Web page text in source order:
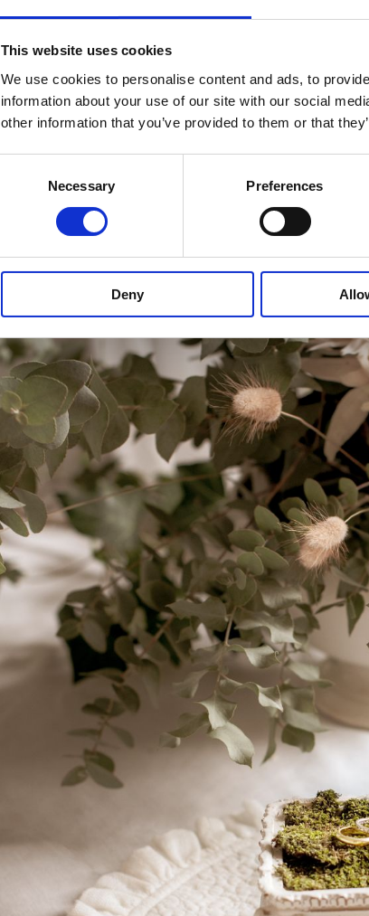
This website uses cookies
We use cookies to personalise content and ads, to
information about your use of our site with our social
other information that you’ve provided to them or that
Necessary Preferences
Deny
colonneper fare da supporto avasicolmi di
bustidalle finiture anticate per aggiungere un
consolledove l’officiante potrà appoggiare le
Lo scambio delle fedi